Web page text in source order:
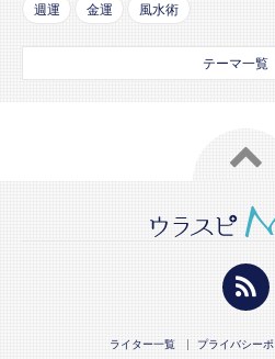
週運 金運 風水術
テーマ一覧
ライター一覧 プライバシー